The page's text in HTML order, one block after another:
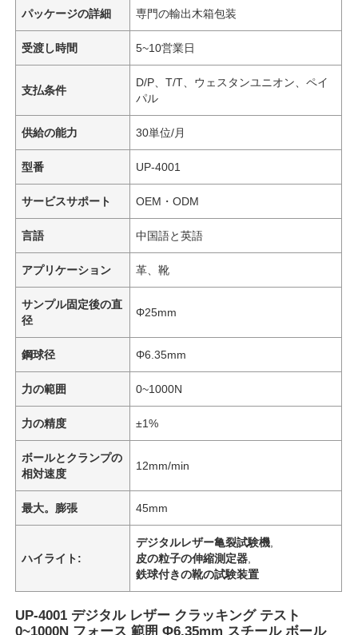
パッケージの詳細 専門の輸出木箱包装
受渡し時間 5~10営業日
支払条件
D/P、T/T、ウェスタンユニオン、ペイ
パル
供給の能力 30単位/月
型番 UP-4001
サービスサポート OEM・ODM
言語 中国語と英語
アプリケーション 革、靴
サンプル固定後の直
径
Φ25mm
鋼球径 Φ6.35mm
力の範囲 0~1000N
力の精度 ±1%
ボールとクランプの
相対速度
12mm/min
最大。膨張 45mm
ハイライト:
デジタルレザー亀裂試験機
皮の粒子の伸縮測定器
鉄球付きの靴の試験装置
UP-4001 デジタル レザー クラッキング テスト
0~1000N フォース 範囲 Φ6.35mm スチール ボール